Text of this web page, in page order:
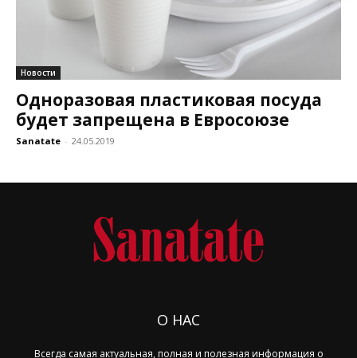
Новости
Одноразовая пластиковая посуда
будет запрещена в Евросоюзе
Sanatate - 24.05.2019
О НАС
Всегда самая актуальная, полная и полезная информация о